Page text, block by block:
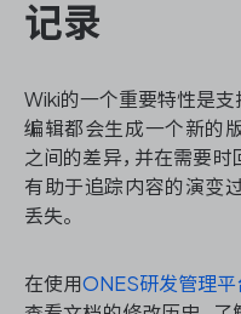
记录
Wiki的一个重要特性是支
编辑都会生成一个新的
之间的差异，并在需要
有助于追踪内容的演变
丢失。
在使用ONES研发管理平